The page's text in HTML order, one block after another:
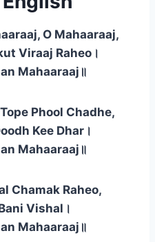
O Mahaaraaj,
Viraaj Raheo।
Mahaaraaj॥
Phool Chadhe,
Kee Dhar।
Mahaaraaj॥
Chamak Raheo,
Vishal।
Mahaaraaj॥